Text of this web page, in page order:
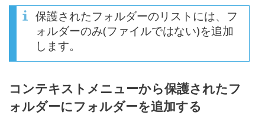
保護されたフォルダーのリストには、フ
ォルダーのみ(ファイルではない)を追加
します。
コンテキストメニューから保護されたフ
ォルダーにフォルダーを追加する